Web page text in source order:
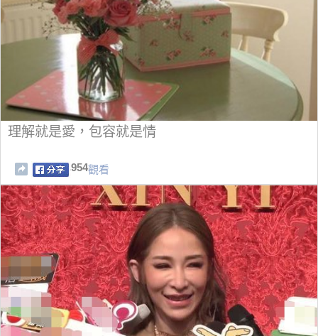
理解就是愛，包容就是情
954觀看